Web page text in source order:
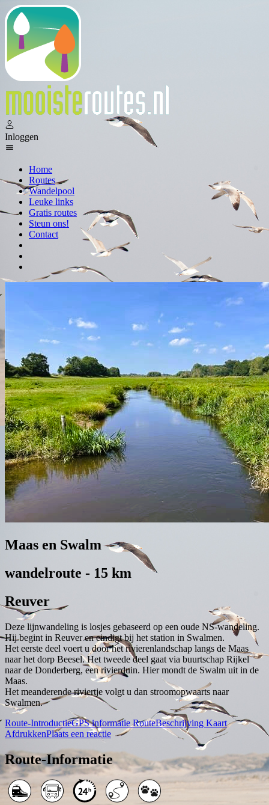
Inloggen
Home
Routes
Wandelpool
Leuke links
Gratis routes
Steun ons!
Contact
Maas en Swalm
wandelroute - 15 km
Reuver
Deze lijnwandeling is losjes gebaseerd op een oude NS-wandeling.
Hij begint in Reuver en eindigt bij het station in Swalmen.
Het eerste deel voert u door het rivierenlandschap langs de Maas
naar het dorp Beesel. Het tweede deel gaat via buurtschap Rijkel
naar de Donderberg, een rivierduin. Hier mondt de Swalm uit in de
Maas.
Het meanderende riviertje volgt u dan stroomopwaarts naar
Swalmen.
Route-IntroductieGPS informatieRouteBeschrijving Kaart
AfdrukkenPlaats een reactie
Route-Informatie